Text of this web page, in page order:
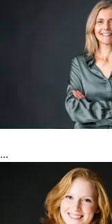
...